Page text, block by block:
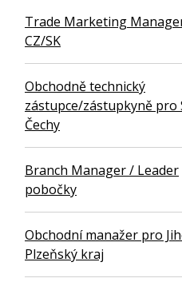
Trade Marketing
CZ/SK
Obchodně technický
zástupce/zástupkyně pro
Čechy
Branch Manager / Leader
pobočky
Obchodní manažer pro
Plzeňský kraj